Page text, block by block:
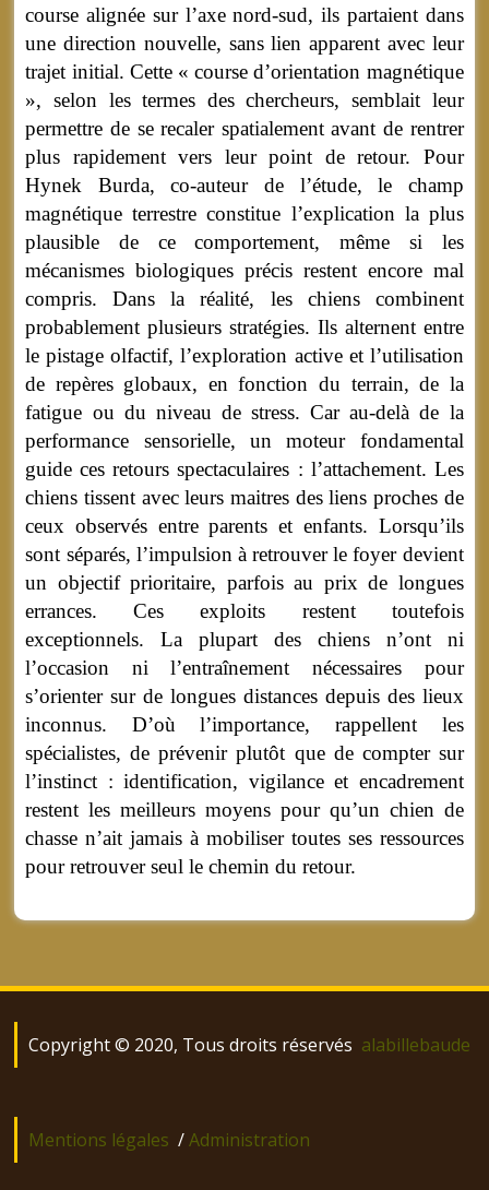
course alignée sur l’axe nord-sud, ils partaient dans
une direction nouvelle, sans lien apparent avec leur
trajet initial. Cette « course d’orientation magnétique
», selon les termes des chercheurs, semblait leur
permettre de se recaler spatialement avant de rentrer
plus rapidement vers leur point de retour. Pour
Hynek Burda, co-auteur de l’étude, le champ
magnétique terrestre constitue l’explication la plus
plausible de ce comportement, même si les
mécanismes biologiques précis restent encore mal
compris. Dans la réalité, les chiens combinent
probablement plusieurs stratégies. Ils alternent entre
le pistage olfactif, l’exploration active et l’utilisation
de repères globaux, en fonction du terrain, de la
fatigue ou du niveau de stress. Car au-delà de la
performance sensorielle, un moteur fondamental
guide ces retours spectaculaires : l’attachement. Les
chiens tissent avec leurs maitres des liens proches de
ceux observés entre parents et enfants. Lorsqu’ils
sont séparés, l’impulsion à retrouver le foyer devient
un objectif prioritaire, parfois au prix de longues
errances. Ces exploits restent toutefois
exceptionnels. La plupart des chiens n’ont ni
l’occasion ni l’entraînement nécessaires pour
s’orienter sur de longues distances depuis des lieux
inconnus. D’où l’importance, rappellent les
spécialistes, de prévenir plutôt que de compter sur
l’instinct : identification, vigilance et encadrement
restent les meilleurs moyens pour qu’un chien de
chasse n’ait jamais à mobiliser toutes ses ressources
pour retrouver seul le chemin du retour.
Copyright © 2020, Tous droits réservés alabillebaude
Mentions légales /Administration